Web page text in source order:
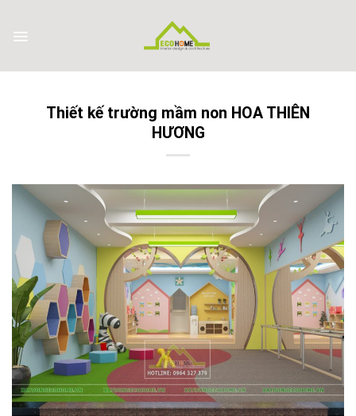
content
Thiết kế trường mầm non HOA THIÊN
HƯƠNG